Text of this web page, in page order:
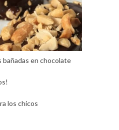
bañadas en chocolate
los chicos